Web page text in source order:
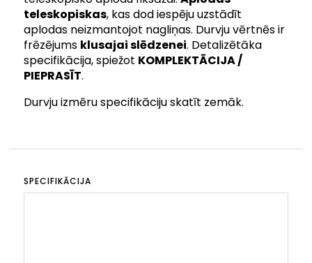
teleskopiskas, kas dod iespēju uzstādīt
aplodas neizmantojot nagliņas. Durvju vērtnēs ir
frēzējums klusajai slēdzenei. Detalizētāka
specifikācija, spiežot KOMPLEKTĀCIJA /
PIEPRASĪT.
Durvju izmēru specifikāciju skatīt zemāk.
SPECIFIKĀCIJA